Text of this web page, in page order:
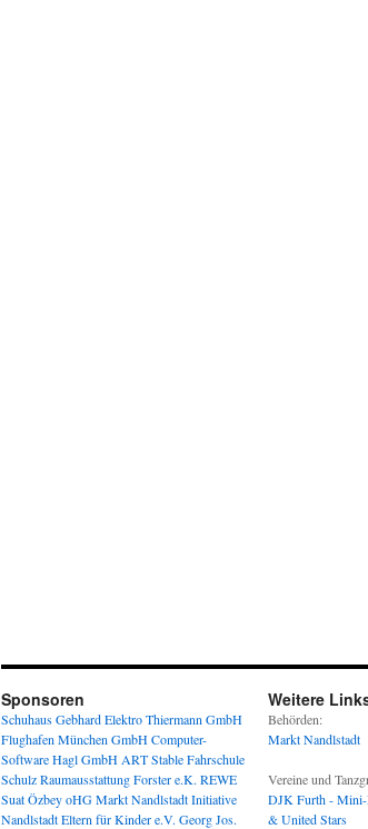
Sponsoren
Schuhaus GebhardElektro Thiermann GmbH
Flughafen München GmbHComputer-
Software Hagl GmbH ART StableFahrschule
SchulzRaumausstattung Forster e.K. REWE
Suat Özbey oHGMarkt NandlstadtInitiative
Nandlstadt Eltern für Kinder e.V. Georg Jos.
Weitere
Behörden:
Markt Nandlstadt
Vereine und
DJK Furth - Mini-
& United Stars